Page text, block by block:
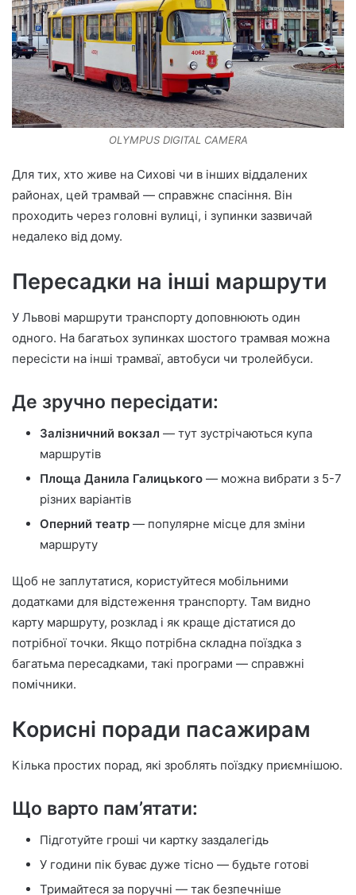
OLYMPUS DIGITAL CAMERA
Для тих, хто живе на Сихові чи в інших віддалених
районах, цей трамвай — справжнє спасіння. Він
проходить через головні вулиці, і зупинки зазвичай
недалеко від дому.
Пересадки на інші маршрути
У Львові маршрути транспорту доповнюють один
одного. На багатьох зупинках шостого трамвая можна
пересісти на інші трамваї, автобуси чи тролейбуси.
Де зручно пересідати:
Залізничний вокзал — тут зустрічаються купа
маршрутів
Площа Данила Галицького — можна вибрати з 5-7
різних варіантів
Оперний театр — популярне місце для зміни
маршруту
Щоб не заплутатися, користуйтеся мобільними
додатками для відстеження транспорту. Там видно
карту маршруту, розклад і як краще дістатися до
потрібної точки. Якщо потрібна складна поїздка з
багатьма пересадками, такі програми — справжні
помічники.
Корисні поради пасажирам
Кілька простих порад, які зроблять поїздку приємнішою.
Що варто пам’ятати:
Підготуйте гроші чи картку заздалегідь
У години пік буває дуже тісно — будьте готові
Тримайтеся за поручні — так безпечніше